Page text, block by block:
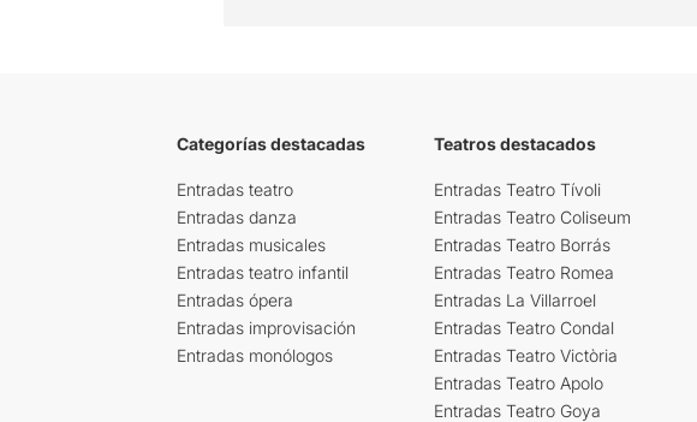
Categorías destacadas
Entradas teatro
Entradas danza
Entradas musicales
Entradas teatro infantil
Entradas ópera
Entradas improvisación
Entradas monólogos
Teatros destacados
Entradas Teatro Tívoli
Entradas Teatro Coliseum
Entradas Teatro Borrás
Entradas Teatro Romea
Entradas La Villarroel
Entradas Teatro Condal
Entradas Teatro Victòria
Entradas Teatro Apolo
Entradas Teatro Goya